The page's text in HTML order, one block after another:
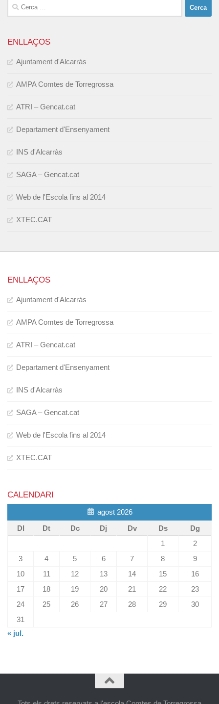
Cerca:
ENLLAÇOS
Ajuntament d'Alcarràs
AMPA Comtes de Torregrossa
ATRI – Gencat.cat
Departament d'Ensenyament
INS d'Alcarràs
SAGA – Gencat.cat
Web de l'Escola fins al 2014
XTEC.CAT
ENLLAÇOS
Ajuntament d'Alcarràs
AMPA Comtes de Torregrossa
ATRI – Gencat.cat
Departament d'Ensenyament
INS d'Alcarràs
SAGA – Gencat.cat
Web de l'Escola fins al 2014
XTEC.CAT
CALENDARI
agost 2026
Dl
Dt Dc Dj Dv Ds
Dg
1
2
3
4 5 6 7 8
9
10
11 12 13 14 15
16
17
18 19 20 21 22
23
24
25 26 27 28 29
30
31
« jul.